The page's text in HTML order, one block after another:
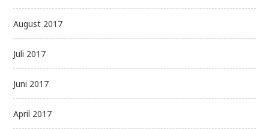
August 2017
Juli 2017
Juni 2017
April 2017